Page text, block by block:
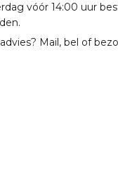
vóór 14:00 uur
Mail, bel of